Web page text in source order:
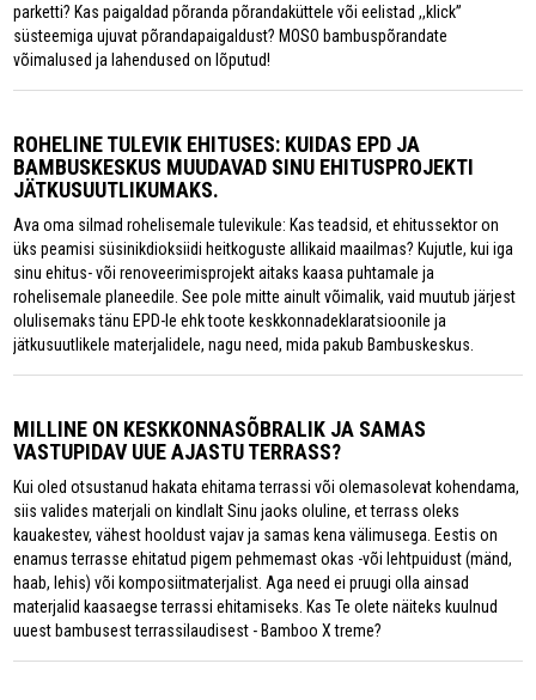
parketti? Kas paigaldad põranda põrandaküttele või eelistad ,,klick”
süsteemiga ujuvat põrandapaigaldust? MOSO bambuspõrandate
võimalused ja lahendused on lõputud!
ROHELINE TULEVIK EHITUSES: KUIDAS EPD JA
BAMBUSKESKUS MUUDAVAD SINU EHITUSPROJEKTI
JÄTKUSUUTLIKUMAKS.
Ava oma silmad rohelisemale tulevikule: Kas teadsid, et ehitussektor on
üks peamisi süsinikdioksiidi heitkoguste allikaid maailmas? Kujutle, kui iga
sinu ehitus- või renoveerimisprojekt aitaks kaasa puhtamale ja
rohelisemale planeedile. See pole mitte ainult võimalik, vaid muutub järjest
olulisemaks tänu EPD-le ehk toote keskkonnadeklaratsioonile ja
jätkusuutlikele materjalidele, nagu need, mida pakub Bambuskeskus.
MILLINE ON KESKKONNASÕBRALIK JA SAMAS
VASTUPIDAV UUE AJASTU TERRASS?
Kui oled otsustanud hakata ehitama terrassi või olemasolevat kohendama,
siis valides materjali on kindlalt Sinu jaoks oluline, et terrass oleks
kauakestev, vähest hooldust vajav ja samas kena välimusega. Eestis on
enamus terrasse ehitatud pigem pehmemast okas -või lehtpuidust (mänd,
haab, lehis) või komposiitmaterjalist. Aga need ei pruugi olla ainsad
materjalid kaasaegse terrassi ehitamiseks. Kas Te olete näiteks kuulnud
uuest bambusest terrassilaudisest - Bamboo X treme?